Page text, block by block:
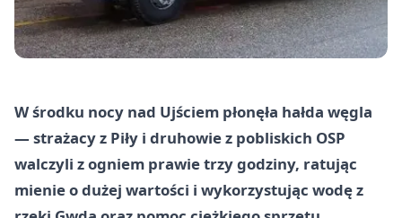
W środku nocy nad Ujściem płonęła hałda węgla
— strażacy z Piły i druhowie z pobliskich OSP
walczyli z ogniem prawie trzy godziny, ratując
mienie o dużej wartości i wykorzystując wodę z